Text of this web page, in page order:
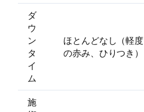
ダ
ウ
ン
タ
イ
ム
ほとんどなし（軽度
の赤み、ひりつき）
施